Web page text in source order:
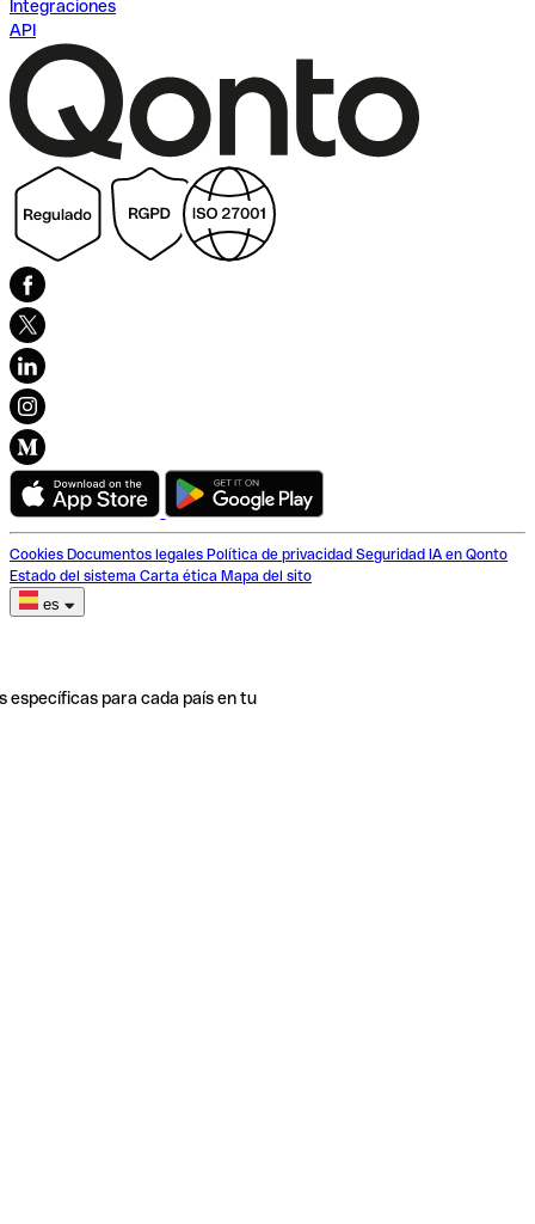
Integraciones
API
Cookies Documentos legales Política de privacidad Seguridad IA en Qonto
Estado del sistema Carta ética Mapa del sito
es
específicas para cada país en tu